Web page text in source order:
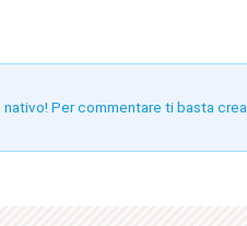
Per commentare ti basta